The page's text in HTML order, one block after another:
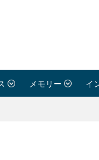
メモリー イ